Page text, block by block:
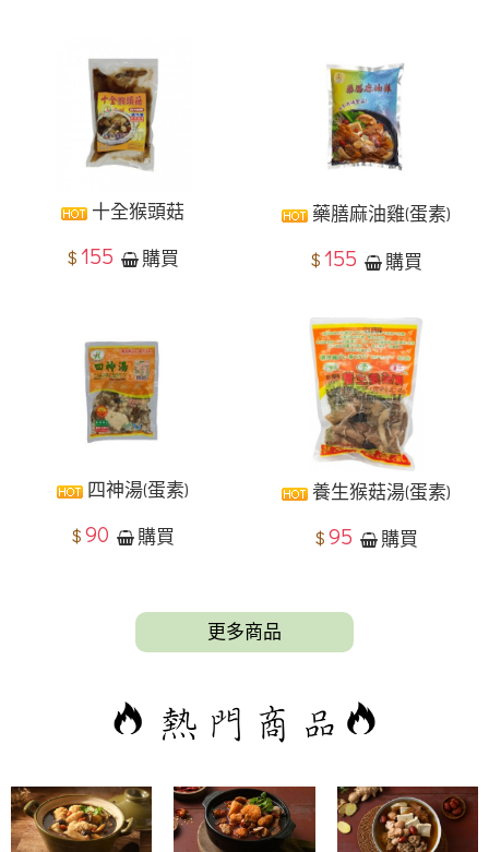
十全猴頭菇
$ 155 購買
藥膳麻油雞(蛋素)
$ 155 購買
四神湯(蛋素)
$90 購買
養生猴菇湯(蛋素)
$95 購買